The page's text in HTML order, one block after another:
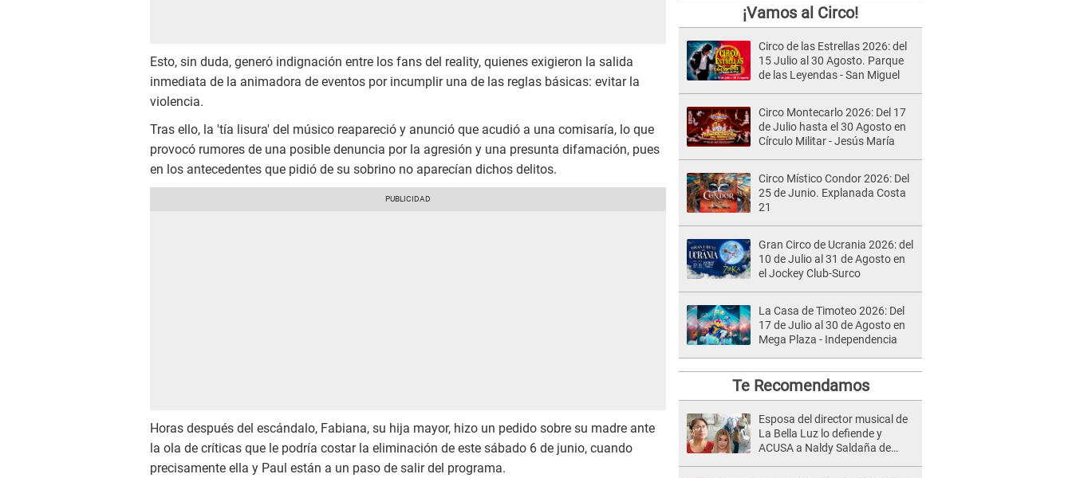
Esto, sin duda, generó indignación entre los fans del reality, quienes exigieron la salida
inmediata de la animadora de eventos por incumplir una de las reglas básicas: evitar la
violencia.
Tras ello, la 'tía lisura' del músico reapareció y anunció que acudió a una comisaría, lo que
provocó rumores de una posible denuncia por la agresión y una presunta difamación, pues
en los antecedentes que pidió de su sobrino no aparecían dichos delitos.
Horas después del escándalo, Fabiana, su hija mayor, hizo un pedido sobre su madre ante
la ola de críticas que le podría costar la eliminación de este sábado 6 de junio, cuando
precisamente ella y Paul están a un paso de salir del programa.
¡Vamos al Circo!
Circo de las Estrellas 2026: del
15 Julio al 30 Agosto. Parque
de las Leyendas - San Miguel
Circo Montecarlo 2026: Del 17
de Julio hasta el 30 Agosto en
Círculo Militar - Jesús María
Circo Místico Condor 2026: Del
25 de Junio. Explanada Costa
21
Gran Circo de Ucrania 2026: del
10 de Julio al 31 de Agosto en
el Jockey Club-Surco
La Casa de Timoteo 2026: Del
17 de Julio al 30 de Agosto en
Mega Plaza - Independencia
Te Recomendamos
Esposa del director musical de
La Bella Luz lo defiende y
ACUSA a Naldy Saldaña de